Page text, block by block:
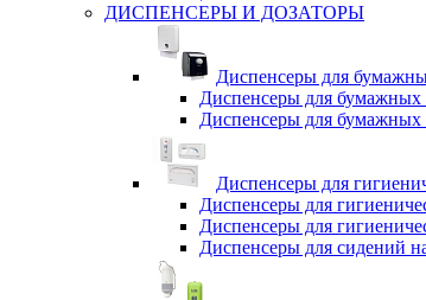
ДИСПЕНСЕРЫ И ДОЗАТОРЫ
Диспенсеры для
Диспенсеры для бумажных
Диспенсеры для бумажных
Диспенсеры для
Диспенсеры для
Диспенсеры для
Диспенсеры для сидений